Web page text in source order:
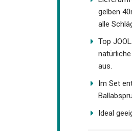
und
gelben
alle
Top
Im Set